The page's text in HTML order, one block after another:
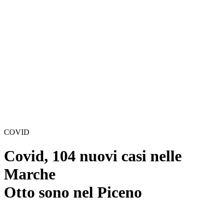
COVID
Covid, 104 nuovi casi nelle
Marche
Otto sono nel Piceno